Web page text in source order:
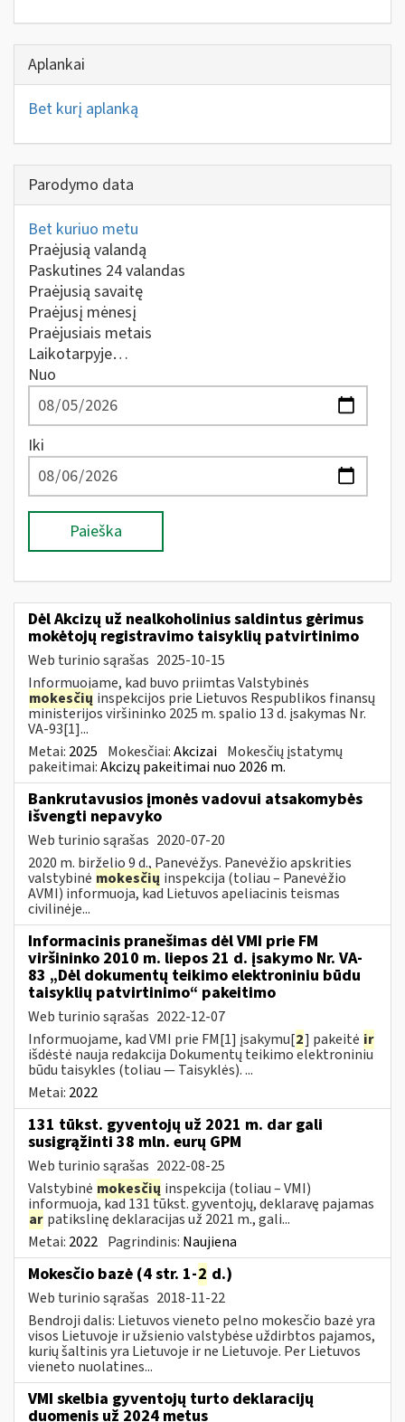
Aplankai
Bet kurį aplanką
Parodymo data
Bet kuriuo metu
Praėjusią valandą
Paskutines 24 valandas
Praėjusią savaitę
Praėjusį mėnesį
Praėjusiais metais
Laikotarpyje…
Nuo
Iki
Paieška
Dėl Akcizų už nealkoholinius saldintus gėrimus
mokėtojų registravimo taisyklių patvirtinimo
Web turinio sąrašas 2025-10-15
Informuojame, kad buvo priimtas Valstybinės
mokesčių inspekcijos prie Lietuvos Respublikos finansų
ministerijos viršininko 2025 m. spalio 13 d. įsakymas Nr.
VA-93[1]...
Metai: 2025 Mokesčiai:Akcizai Mokesčių įstatymų
pakeitimai:Akcizų pakeitimai nuo 2026 m.
Bankrutavusios įmonės vadovui atsakomybės
išvengti nepavyko
Web turinio sąrašas 2020-07-20
2020 m. birželio 9 d., Panevėžys. Panevėžio apskrities
valstybinė mokesčių inspekcija (toliau – Panevėžio
AVMI) informuoja, kad Lietuvos apeliacinis teismas
civilinėje...
Informacinis pranešimas dėl VMI prie FM
viršininko 2010 m. liepos 21 d. įsakymo Nr. VA-
83 „Dėl dokumentų teikimo elektroniniu būdu
taisyklių patvirtinimo“ pakeitimo
Web turinio sąrašas 2022-12-07
Informuojame, kad VMI prie FM[1] įsakymu[2] pakeitė ir
išdėstė nauja redakcija Dokumentų teikimo elektroniniu
būdu taisykles (toliau — Taisyklės). ...
Metai: 2022
131 tūkst. gyventojų už 2021 m. dar gali
susigrąžinti 38 mln. eurų GPM
Web turinio sąrašas 2022-08-25
Valstybinė mokesčių inspekcija (toliau – VMI)
informuoja, kad 131 tūkst. gyventojų, deklaravę pajamas
ar patikslinę deklaracijas už 2021 m., gali...
Metai: 2022 Pagrindinis: Naujiena
Mokesčio bazė (4 str. 1-2 d.)
Web turinio sąrašas 2018-11-22
Bendroji dalis: Lietuvos vieneto pelno mokesčio bazė yra
visos Lietuvoje ir užsienio valstybėse uždirbtos pajamos,
kurių šaltinis yra Lietuvoje ir ne Lietuvoje. Per Lietuvos
vieneto nuolatines...
VMI skelbia gyventojų turto deklaracijų
duomenis už 2024 metus